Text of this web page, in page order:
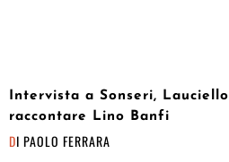
Intervista a Sonseri,
raccontare Lino Banfi
DI PAOLO FERRARA